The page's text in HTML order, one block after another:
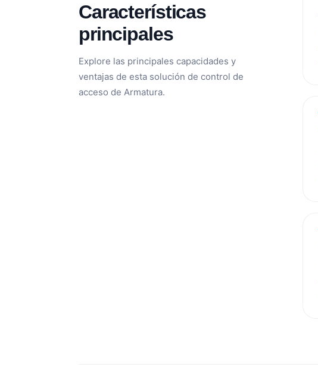
Características
principales
Explore las principales capacidades y
ventajas de esta solución de control de
acceso de Armatura.